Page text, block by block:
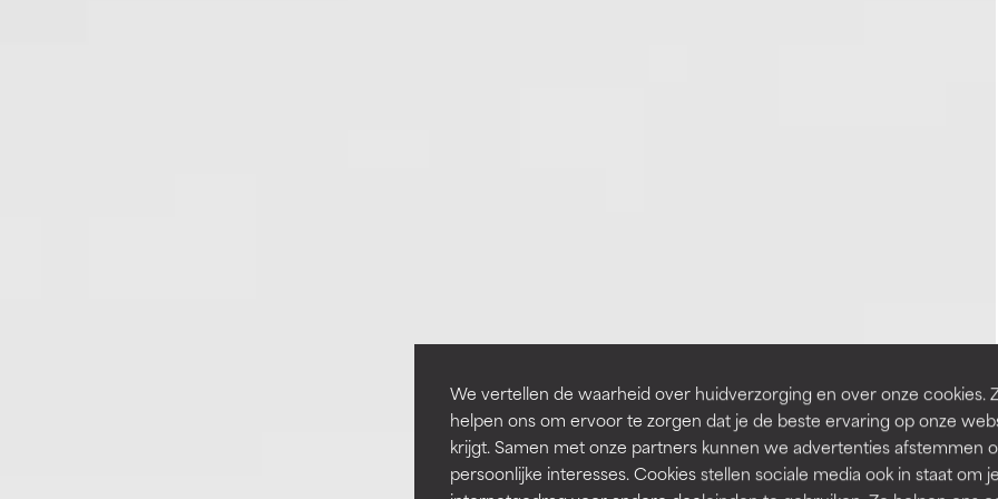
We vertellen de waarheid over huidverzorging en over onze cookies.
helpen ons om ervoor te zorgen dat je de beste ervaring op onze
krijgt. Samen met onze partners kunnen we advertenties afstemmen
persoonlijke interesses. Cookies stellen sociale media ook in staat om je